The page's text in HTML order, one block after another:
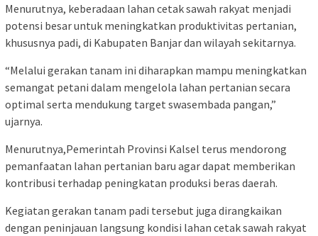
Menurutnya, keberadaan lahan cetak sawah rakyat menjadi
potensi besar untuk meningkatkan produktivitas pertanian,
khususnya padi, di Kabupaten Banjar dan wilayah sekitarnya.
“Melalui gerakan tanam ini diharapkan mampu meningkatkan
semangat petani dalam mengelola lahan pertanian secara
optimal serta mendukung target swasembada pangan,”
ujarnya.
Menurutnya,Pemerintah Provinsi Kalsel terus mendorong
pemanfaatan lahan pertanian baru agar dapat memberikan
kontribusi terhadap peningkatan produksi beras daerah.
Kegiatan gerakan tanam padi tersebut juga dirangkaikan
dengan peninjauan langsung kondisi lahan cetak sawah rakyat